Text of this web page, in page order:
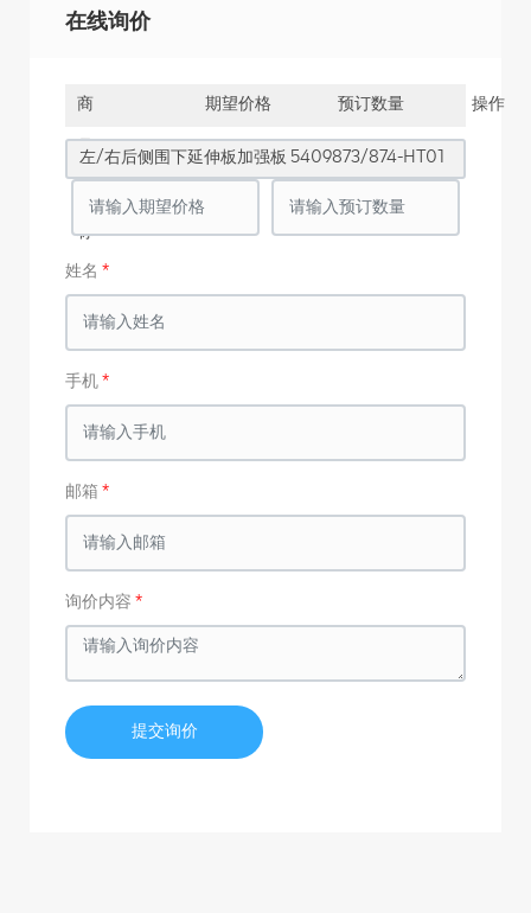
在线询价
商
品
称
期望价格 预订数量 操作
左/右后侧围下延伸板加强板 5409873/874-HT01
姓名
手机
邮箱
询价内容
提交询价